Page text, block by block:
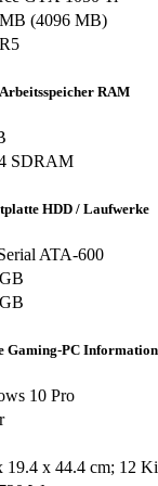
(4096 MB)
Arbeitsspeicher RAM
SDRAM
HDD / Laufwerke
ATA-600
Gaming-PC
10 Pro
19.4 x 44.4 cm; 12